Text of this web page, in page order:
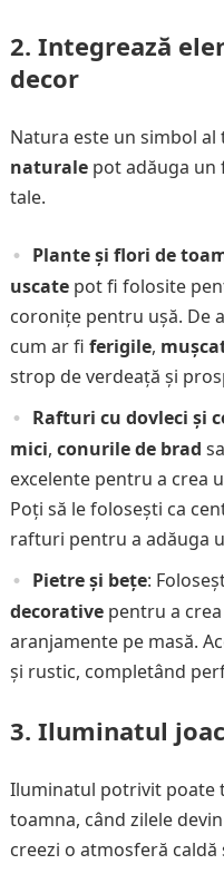
2. Integrează
decor
Natura este un simbol al
naturalepot adăuga un
tale.
Plante și flori de
uscatepot fi folosite
coronițe pentru ușă. De
cum ar fi ferigile,
strop de verdeață și
Rafturi cu dovleci și
mici, conurile de brad
excelente pentru a crea
Poți să le folosești ca
rafturi pentru a adăuga
Pietre și bețe:
decorativepentru a crea
aranjamente pe masă.
și rustic, completând
3. Iluminatul
Iluminatul potrivit poate
toamna, când zilele
creezi o atmosferă caldă